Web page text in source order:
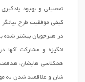
تحصیلی و بهبود
کیفی موفقیت طرح
در هنرجویان بیشتر شده
انگیزه و مشارکت آنها
همکلاسی هایشان،
شان و علاقمند شدن به